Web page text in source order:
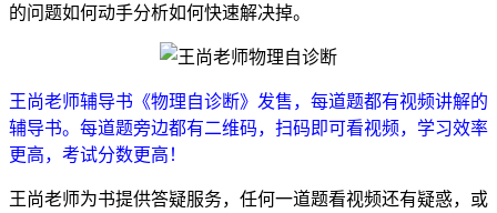
的问题如何动手分析如何快速解决掉。
王尚老师辅导书《物理自诊断》发售，每道题都有视频讲解的
辅导书。每道题旁边都有二维码，扫码即可看视频，学习效率
更高，考试分数更高！
王尚老师为书提供答疑服务，任何一道题看视频还有疑惑，或